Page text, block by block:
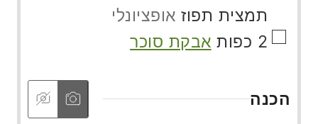
תמצית תפוז אופציונלי
▢
2 כפות אבקת סוכר
הכנה